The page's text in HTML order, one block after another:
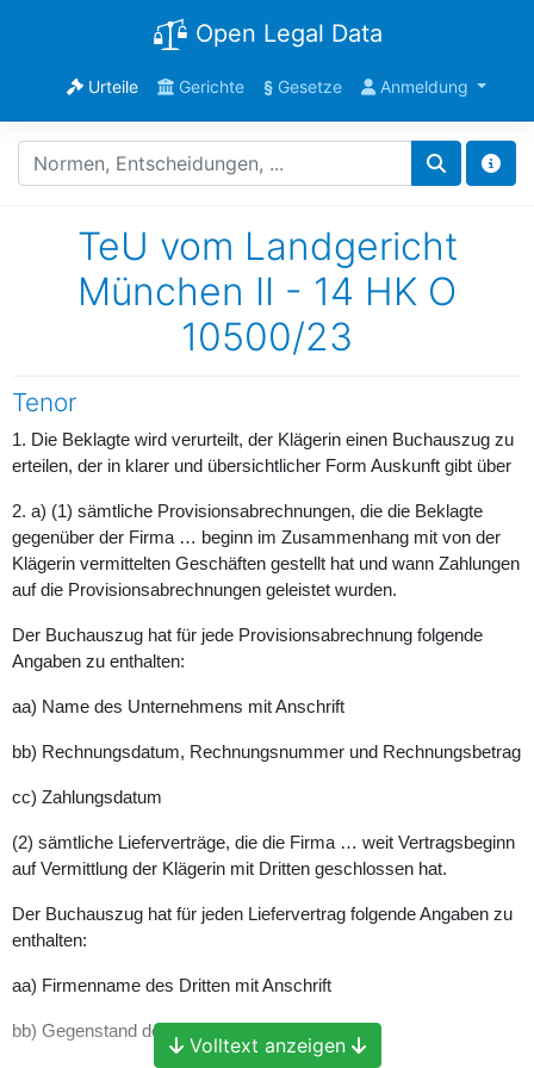
Open Legal Data
Urteile Gerichte §Gesetze Anmeldung
TeU vom Landgericht
München II - 14 HK O
10500/23
Tenor
1. Die Beklagte wird verurteilt, der Klägerin einen Buchauszug zu
erteilen, der in klarer und übersichtlicher Form Auskunft gibt über
2. a) (1) sämtliche Provisionsabrechnungen, die die Beklagte
gegenüber der Firma … beginn im Zusammenhang mit von der
Klägerin vermittelten Geschäften gestellt hat und wann Zahlungen
auf die Provisionsabrechnungen geleistet wurden.
Der Buchauszug hat für jede Provisionsabrechnung folgende
Angaben zu enthalten:
aa) Name des Unternehmens mit Anschrift
bb) Rechnungsdatum, Rechnungsnummer und Rechnungsbetrag
cc) Zahlungsdatum
(2) sämtliche Lieferverträge, die die Firma … weit Vertragsbeginn
auf Vermittlung der Klägerin mit Dritten geschlossen hat.
Der Buchauszug hat für jeden Liefervertrag folgende Angaben zu
enthalten:
aa) Firmenname des Dritten mit Anschrift
bb) Gegenstand des Liefervertrages
Volltext anzeigen